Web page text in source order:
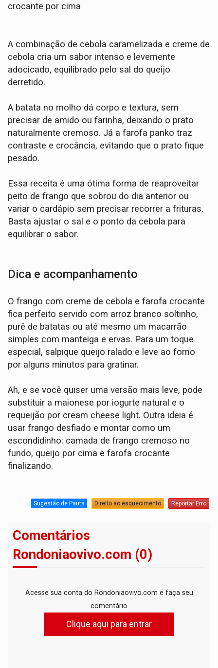
crocante por cima
A combinação de cebola caramelizada e creme de
cebola cria um sabor intenso e levemente
adocicado, equilibrado pelo sal do queijo
derretido.
A batata no molho dá corpo e textura, sem
precisar de amido ou farinha, deixando o prato
naturalmente cremoso. Já a farofa panko traz
contraste e crocância, evitando que o prato fique
pesado.
Essa receita é uma ótima forma de reaproveitar
peito de frango que sobrou do dia anterior ou
variar o cardápio sem precisar recorrer a frituras.
Basta ajustar o sal e o ponto da cebola para
equilibrar o sabor.
Dica e acompanhamento
O frango com creme de cebola e farofa crocante
fica perfeito servido com arroz branco soltinho,
purê de batatas ou até mesmo um macarrão
simples com manteiga e ervas. Para um toque
especial, salpique queijo ralado e leve ao forno
por alguns minutos para gratinar.
Ah, e se você quiser uma versão mais leve, pode
substituir a maionese por iogurte natural e o
requeijão por cream cheese light. Outra ideia é
usar frango desfiado e montar como um
escondidinho: camada de frango cremoso no
fundo, queijo por cima e farofa crocante
finalizando.
Sugestão de Pauta Direito ao esquecimento Reportar Erro
Comentários
Rondoniaovivo.com (0)
Acesse sua conta do Rondoniaovivo.com e faça seu
comentário
Clique aqui para entrar